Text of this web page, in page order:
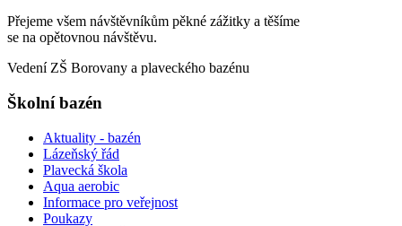
Přejeme všem návštěvníkům pěkné zážitky a těšíme
se na opětovnou návštěvu.
Vedení ZŠ Borovany a plaveckého bazénu
Školní bazén
Aktuality - bazén
Lázeňský řád
Plavecká škola
Aqua aerobic
Informace pro veřejnost
Poukazy